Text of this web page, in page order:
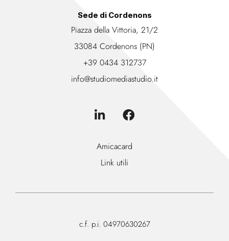
Sede di Cordenons
Piazza della Vittoria, 21/2
33084 Cordenons (PN)
+39 0434 312737
info@studiomediastudio.it
Amicacard
Link utili
c.f. p.i. 04970630267